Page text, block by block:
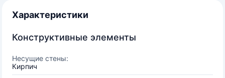
Характеристики
Конструктивные элементы
Несущие стены:
Кирпич